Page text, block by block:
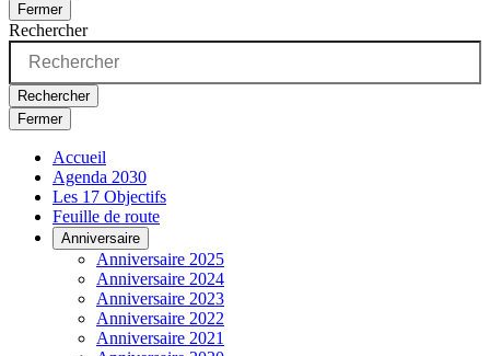
Fermer
Rechercher
Rechercher
Fermer
Accueil
Agenda 2030
Les 17 Objectifs
Feuille de route
Anniversaire
Anniversaire 2025
Anniversaire 2024
Anniversaire 2023
Anniversaire 2022
Anniversaire 2021